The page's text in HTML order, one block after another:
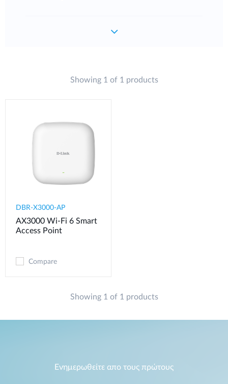
Showing 1 of 1 products
DBR-X3000-AP
AX3000 Wi-Fi 6 Smart
Access Point
Compare
Showing 1 of 1 products
Ενημερωθείτε απο τους πρώτους